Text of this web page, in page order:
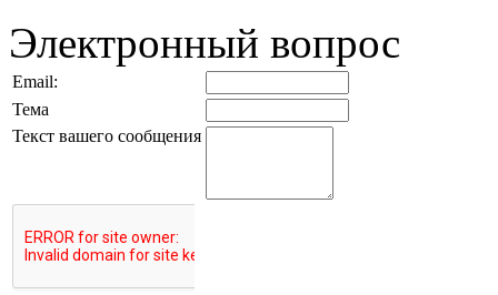
Электронный вопрос
Email:
Тема
Текст вашего сообщения